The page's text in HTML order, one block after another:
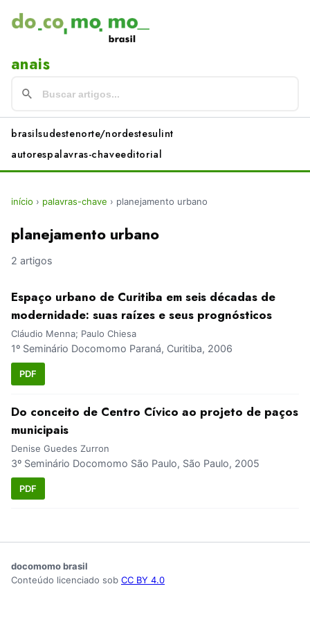
anais
brasilsudestenorte/nordestesulint
autorespalavras-chaveeditorial
início › palavras-chave › planejamento urbano
planejamento urbano
2 artigos
Espaço urbano de Curitiba em seis décadas de
modernidade: suas raízes e seus prognósticos
Cláudio Menna; Paulo Chiesa
1º Seminário Docomomo Paraná, Curitiba, 2006
PDF
Do conceito de Centro Cívico ao projeto de paços
municipais
Denise Guedes Zurron
3º Seminário Docomomo São Paulo, São Paulo, 2005
PDF
docomomo brasil
Conteúdo licenciado sob CC BY 4.0